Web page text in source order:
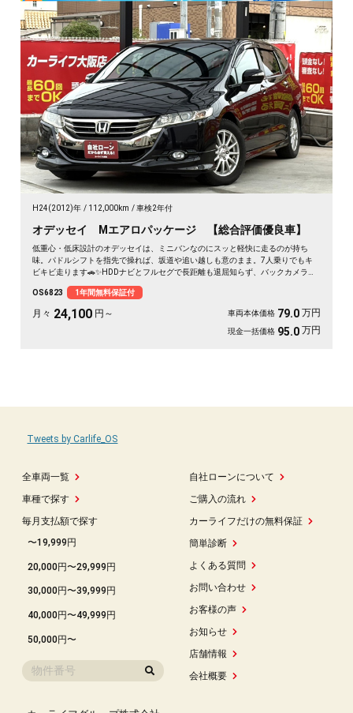
H24(2012)年 112,000km 車検2年付
オデッセイ Mエアロパッケージ 【総合評価優良車】
低重心・低床設計のオデッセイは、ミニバンなのにスッと軽快に走るのが持ち
味。パドルシフトを指先で操れば、坂道や追い越しも意のまま。7人乗りでもキ
ビキビ走ります🚗✨HDDナビとフルセグで長距離も退屈知らず、バックカメラで
日は仕事の相棒に。3列目は床下格納で荷室もフラットに広がります💫黒ボディ
の艶も見応えあり。走りも使い勝手も欲張れる一台です👍《1年保証付》
OS6823 1年間無料保証付
月々 24,100 円～ 車両本体価格 79.0 万円
現金一括価格 95.0 万円
全車両一覧
車種で探す
毎月支払額で探す
〜19,999円
20,000円〜29,999円
30,000円〜39,999円
40,000円〜49,999円
50,000円〜
自社ローンについて
ご購入の流れ
カーライフだけの無料保証
簡単診断
よくある質問
お問い合わせ
お客様の声
お知らせ
店舗情報
会社概要
Tweets by Carlife_OS